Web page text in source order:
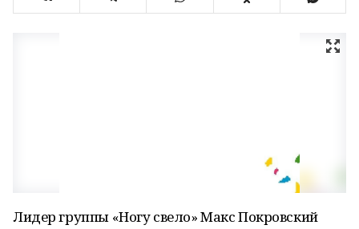
Лидер группы «Ногу свело» Макс Покровский